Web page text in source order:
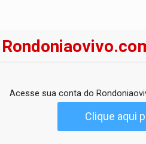
Acesse sua conta do
Clique aqui